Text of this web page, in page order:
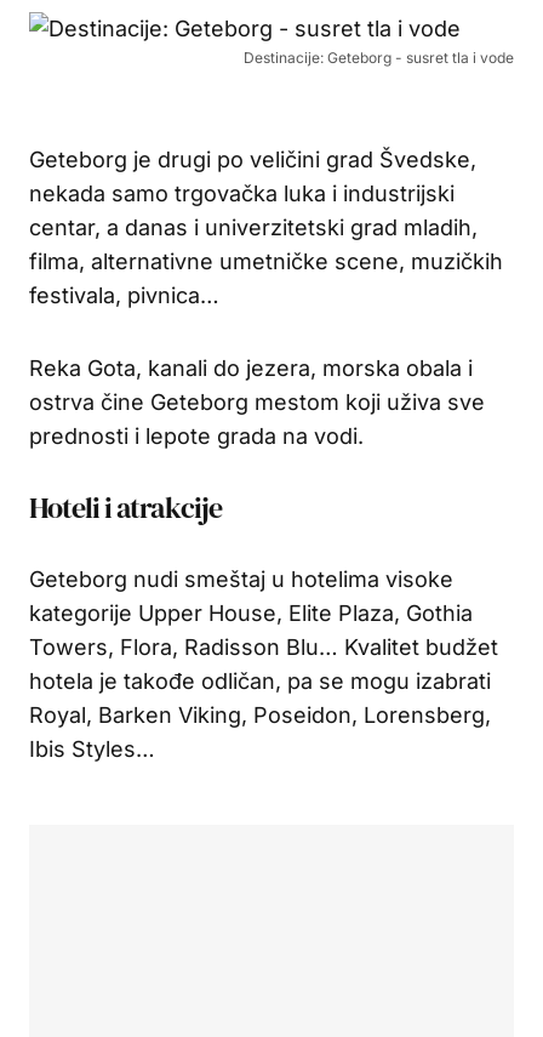
Destinacije: Geteborg - susret tla i vode
Geteborg je drugi po veličini grad Švedske,
nekada samo trgovačka luka i industrijski
centar, a danas i univerzitetski grad mladih,
filma, alternativne umetničke scene, muzičkih
festivala, pivnica…
Reka Gota, kanali do jezera, morska obala i
ostrva čine Geteborg mestom koji uživa sve
prednosti i lepote grada na vodi.
Hoteli i atrakcije
Geteborg nudi smeštaj u hotelima visoke
kategorije Upper House, Elite Plaza, Gothia
Towers, Flora, Radisson Blu… Kvalitet budžet
hotela je takođe odličan, pa se mogu izabrati
Royal, Barken Viking, Poseidon, Lorensberg,
Ibis Styles…